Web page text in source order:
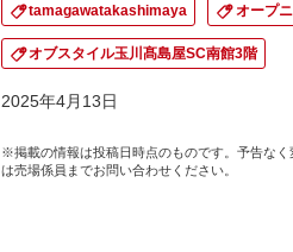
tamagawatakashimaya オープ
オブスタイル玉川髙島屋SC南館3階
2025年4月13日
※掲載の情報は投稿日時点のものです。予告なく
は売場係員までお問い合わせください。